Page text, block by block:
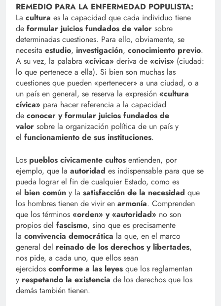
REMEDIO PARA LA ENFERMEDAD POPULISTA:
La cultura es la capacidad que cada individuo tiene
de formular juicios fundados de valor sobre
determinadas cuestiones. Para ello, obviamente, se
necesita estudio, investigación, conocimiento previo.
A su vez, la palabra «cívica» deriva de «civis» (ciudad:
lo que pertenece a ella). Si bien son muchas las
cuestiones que pueden «pertenecer» a una ciudad, o a
un país en general, se reserva la expresión «cultura
cívica» para hacer referencia a la capacidad
de conocer y formular juicios fundados de
valor sobre la organización política de un país y
el funcionamiento de sus instituciones.
Los pueblos cívicamente cultos entienden, por
ejemplo, que la autoridad es indispensable para que se
pueda lograr el fin de cualquier Estado, como es
el bien común y la satisfacción de la necesidad que
los hombres tienen de vivir en armonía. Comprenden
que los términos «orden» y «autoridad» no son
propios del fascismo, sino que es precisamente
la convivencia democrática la que, en el marco
general del reinado de los derechos y libertades,
nos pide, a cada uno, que ellos sean
ejercidos conforme a las leyes que los reglamentan
y respetando la existencia de los derechos que los
demás también tienen.